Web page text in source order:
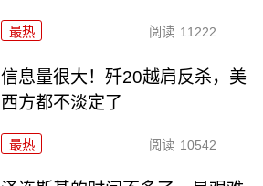
最热 阅读 11222
信息量很大！歼20越肩反杀，美
西方都不淡定了
最热 阅读 10542